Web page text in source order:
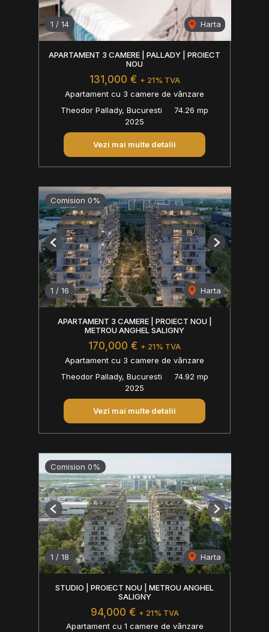
1 / 14 Harta
APARTAMENT 3 CAMERE | PALLADY | PROIECT
NOU
131,000 € + 21% TVA
Apartament cu 3 camere de vânzare
Theodor Pallady, Bucuresti
74.26 mp
2025
Vezi mai multe detalii
Comision 0%
1 / 16 Harta
Previous Next
APARTAMENT 3 CAMERE | PROIECT NOU |
METROU ANGHEL SALIGNY
170,000 € + 21% TVA
Apartament cu 3 camere de vânzare
Theodor Pallady, Bucuresti
74.92 mp
2025
Vezi mai multe detalii
Comision 0%
1 / 18 Harta
Previous Next
STUDIO | PROIECT NOU | METROU ANGHEL
SALIGNY
94,000 € + 21% TVA
Apartament cu 1 camere de vânzare